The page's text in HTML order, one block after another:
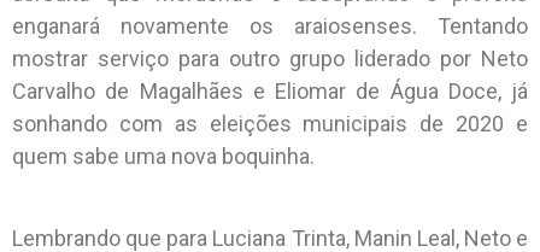
enganará novamente os araiosenses. Tentando
mostrar serviço para outro grupo liderado por Neto
Carvalho de Magalhães e Eliomar de Água Doce, já
sonhando com as eleições municipais de 2020 e
quem sabe uma nova boquinha.
Lembrando que para Luciana Trinta, Manin Leal, Neto e